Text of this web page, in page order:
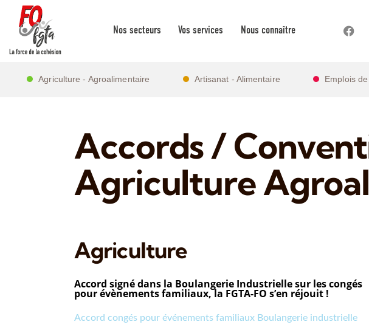
Nos secteurs Vos services Nous connaître
Agriculture - Agroalimentaire Artisanat - Alimentaire Emplois
Accords /
Agriculture
Agriculture
Accord signé dans la Boulangerie Industrielle sur les congés
pour évènements familiaux, la FGTA-FO s’en réjouit !
Accord congés pour événements familiaux Boulangerie industrielle